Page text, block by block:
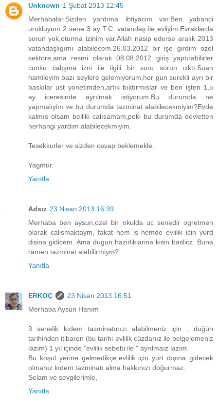
Unknown 1 Şubat 2013 12:45
Merhabalar.Sizden yardıma ihtiyacim var.Ben yabanci
urukluyum 2 sene 3 ay T.C. vatandaş ile evliyim.Evraklarda
sorun yok,oturma izinim var.Allah nasip ederse aralık 2013
vatandaşlıgımı alabilecem.26.03.2012 bir işe girdim ozel
sektore,ama resmi olarak 08.08.2012 giriş yaptırabilirler
cunku calışma izni ile ilgili bir suru sorun cıktı.Suan
hamileyim bazı seylere gelemiyorum,her gun surekli ayrı bir
baskılar ust yonetimden,artık bıktırmıslar ve ben işten 1,5
ay iceresinde ayrılmak istiyorum.Bu durumda ne
yapmalıyim ve bu durumda tazminat alabilecekmiyim?Evde
kalmıs olsam belliki calısamam,peki bu durumda devletten
herhangi yardım alabilecekmiyim.
Tesekkurler ve sizden cevap beklemekle.
Yagmur.
Yanıtla
Adsız 23 Nisan 2013 16:39
Merhaba ben aysun,ozel bir okulda uc senedir ogretmen
olarak calismaktaym, fakat hem is hemde evlilik icin yurd
disina gidicem. Ama dugun hazirliklarina kisin baslicz. Buna
ramen tazminat alabilirmiym?
Yanıtla
ERKOÇ
23 Nisan 2013 16:51
Merhaba Aysun Hanım
3 senelik kıdem tazminatınızı alabilmeniz için , düğün
tarihinden itibaren (bu tarihi evlilik cüzdanız ile belgelemeniz
lazım) 1 yıl içinde "evlilik sebebi ile " ayrılmaız lazım.
Bu koşul yerine gelmedikçe,evlilik için yurt dışına gidecek
olmanız kıdem tazminatı alma hakkınızı doğurmaz.
Selam ve sevgilerimle,
Yanıtla